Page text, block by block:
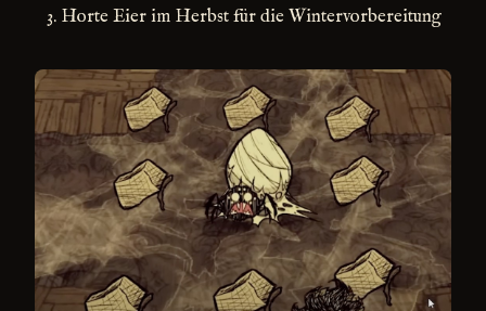
Horte Eier im Herbst für die Wintervorbereitung